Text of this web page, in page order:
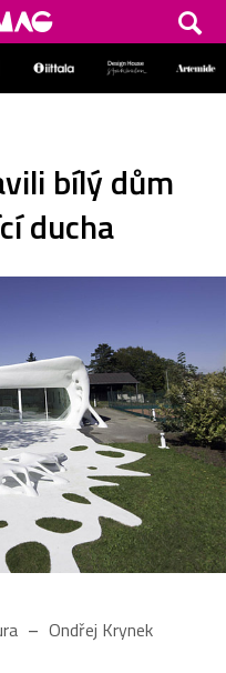
bílý dům
ducha
Ondřej Krynek